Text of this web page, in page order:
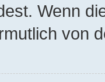
Wenn
von